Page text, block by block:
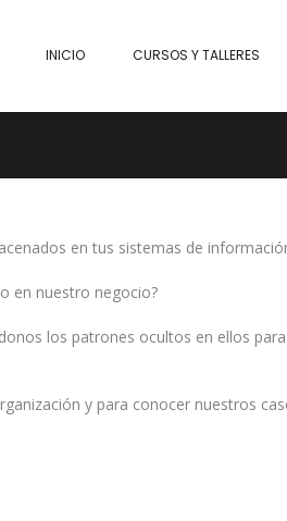
INICIO CURSOS Y TALLERES
en tus sistemas de
en nuestro negocio?
los patrones ocultos en ellos para
y para conocer nuestros